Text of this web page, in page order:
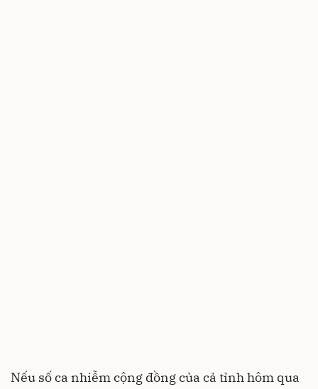
Nếu số ca nhiễm cộng đồng của cả tỉnh hôm qua